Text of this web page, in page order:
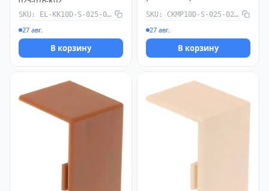
SKU: EL-KK10D-S-025-016-K02
27 авг.
В корзину
SKU: CKMP10D-S-025-025-K01-R
27 авг.
В корзину